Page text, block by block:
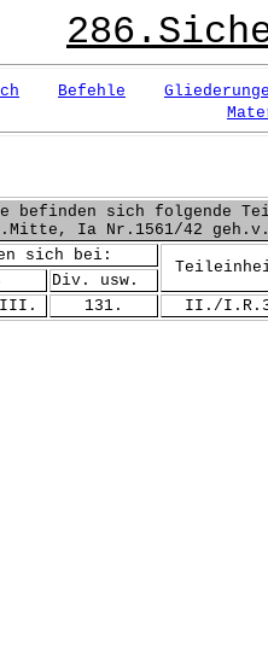
Befehle
befinden sich folgende
Ia Nr.1561/42
sich bei:
Div. usw.
131. II./